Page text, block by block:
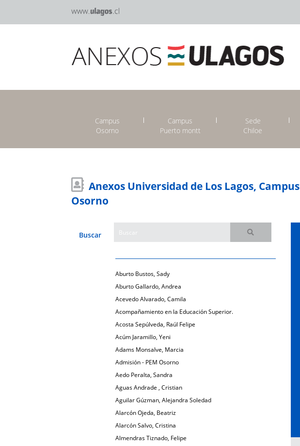
Campus
Osorno
Campus
Puerto montt
Sede
Chiloe
Anexos Universidad de Los Lagos, Campus
Osorno
Buscar
Aburto Bustos, Sady
Aburto Gallardo, Andrea
Acevedo Alvarado, Camila
Acompañamiento en la Educación Superior.
Acosta Sepúlveda, Raúl Felipe
Acúm Jaramillo, Yeni
Adams Monsalve, Marcia
Admisión - PEM Osorno
Aedo Peralta, Sandra
Aguas Andrade , Cristian
Aguilar Gúzman, Alejandra Soledad
Alarcón Ojeda, Beatriz
Alarcón Salvo, Cristina
Almendras Tiznado, Felipe